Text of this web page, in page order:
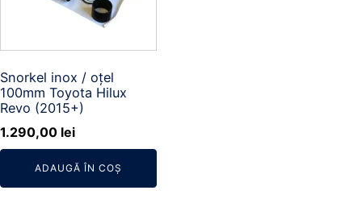
Snorkel inox / oțel
100mm Toyota Hilux
Revo (2015+)
1.290,00 lei
ADAUGĂ ÎN COȘ